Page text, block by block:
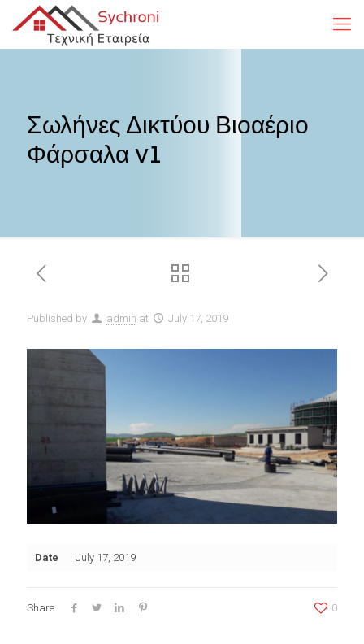
Σωλήνες Δικτύου Βιοαέριο
Φάρσαλα v1
Published by admin at July 17, 2019
Date July 17, 2019
Share 0